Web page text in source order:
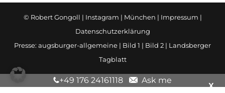
© Robert Gongoll | Instagram | München | Impressum |
Datenschutzerklärung
Presse: augsburger-allgemeine | Bild 1 | Bild 2 | Landsberger
Tagblatt
X
+49 176 24161118 Ask me